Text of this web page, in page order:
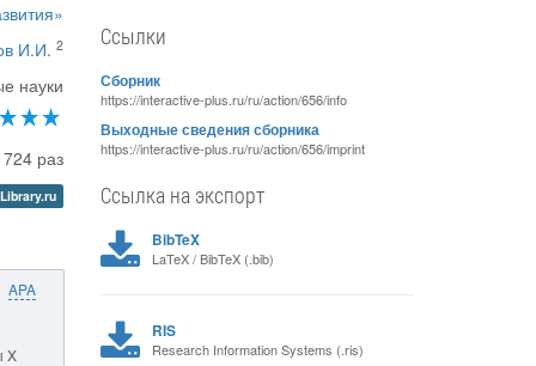
И.И. 2
науки
раз
APA
X
Ссылки
Сборник
https://interactive-plus.ru/ru/action/656/info
Выходные сведения сборника
https://interactive-plus.ru/ru/action/656/imprint
Ссылка на экспорт
BibTeX
LaTeX / BibTeX (.bib)
RIS
Research Information Systems (.ris)